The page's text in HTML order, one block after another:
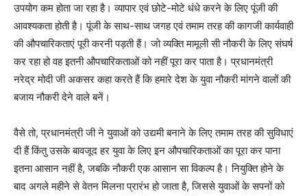
उपयोग कम होता जा रहा है। व्यापार एवं छोटे-मोटे धंधे करने के लिए पूंजी की
आवश्यकता होती है। पूंजी के साथ-साथ जगह एवं तमाम तरह की कागजी कार्यवाही
की औपचारिकताएं पूरी करनी पड़ती हैं। जो व्यक्ति मामूली सी नौकरी के लिए संघर्ष
कर रहा हो वह इतनी औपचारिकताओं को नहीं पूरा कर पाता है। प्रधानमंत्री
नरेद्र मोदी जी अकसर कहा करते हैं कि हमारे देश के युवा नौकरी मांगने वालों की
बजाय नौकरी देने वाले बनें।
वैसे तो, प्रधानमंत्री जी ने युवाओं को उद्यमी बनाने के लिए तमाम तरह की सुविधाएं
दी हैं किंतु उसके बावजूद हर युवा के लिए इन औपचारिकताओं का पूरा कर पाना
इतना आसान नहीं है, जबकि नौकरी एक आसान सा विकल्प है। नियुक्ति होने के
बाद अगले महीने से वेतन मिलना प्रारंभ हो जाता है, जिससे युवाओं के सपनों को